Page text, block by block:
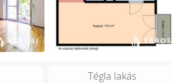
Tégla lakás